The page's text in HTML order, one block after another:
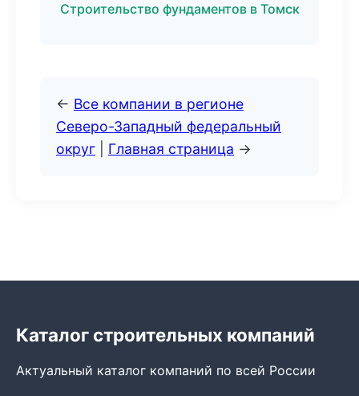
Строительство фундаментов в Томск
← Все компании в регионе
Северо-Западный федеральный
округ
Главная страница →
Каталог строительных компаний
Актуальный каталог компаний по всей России